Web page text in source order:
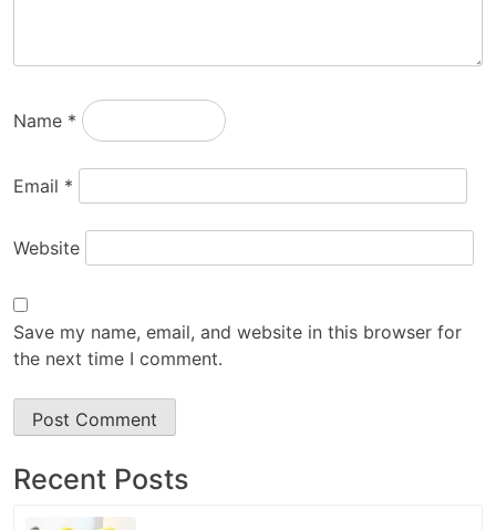
Name *
Email *
Website
Save my name, email, and website in this browser for
the next time I comment.
Recent Posts